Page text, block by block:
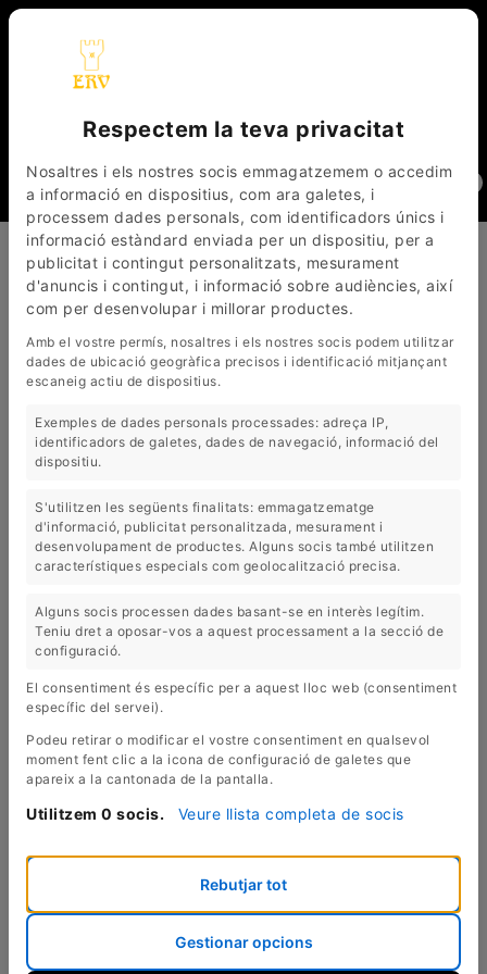
CAT _ ESP
EL ROURE VELL PRODUCTES
TAULES DE ROURE
TAULES DE CENTRE DE ROURE
TAULA DE CENTRE (MC-50)
TAULA DE CENTRE (MC-50)
Referència:Mc-50
Respectem la teva privacitat
Nosaltres i els nostres socis emmagatzemem o accedim
a informació en dispositius, com ara galetes, i
processem dades personals, com identificadors únics i
informació estàndard enviada per un dispositiu, per a
publicitat i contingut personalitzats, mesurament
d'anuncis i contingut, i informació sobre audiències, així
com per desenvolupar i millorar productes.
Amb el vostre permís, nosaltres i els nostres socis podem utilitzar
dades de ubicació geogràfica precisos i identificació mitjançant
escaneig actiu de dispositius.
Exemples de dades personals processades: adreça IP,
identificadors de galetes, dades de navegació, informació del
dispositiu.
S'utilitzen les següents finalitats: emmagatzematge
d'informació, publicitat personalitzada, mesurament i
desenvolupament de productes. Alguns socis també utilitzen
característiques especials com geolocalització precisa.
Alguns socis processen dades basant-se en interès legítim.
Teniu dret a oposar-vos a aquest processament a la secció de
configuració.
El consentiment és específic per a aquest lloc web (consentiment
específic del servei).
Podeu retirar o modificar el vostre consentiment en qualsevol
moment fent clic a la icona de configuració de galetes que
apareix a la cantonada de la pantalla.
Utilitzem 0 socis. Veure llista completa de socis
Rebutjar tot
Gestionar opcions